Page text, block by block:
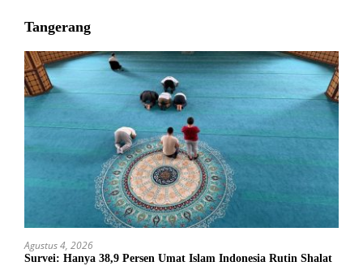
Tangerang
Agustus 4, 2026
Survei: Hanya 38,9 Persen Umat Islam Indonesia Rutin Shalat